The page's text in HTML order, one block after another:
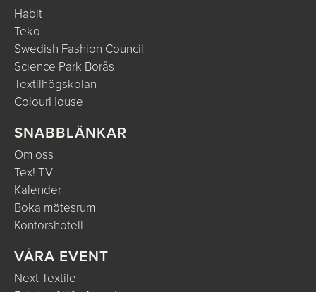
Habit
Teko
Swedish Fashion Council
Science Park Borås
Textilhögskolan
ColourHouse
SNABBLÄNKAR
Om oss
Tex! TV
Kalender
Boka mötesrum
Kontorshotell
VÅRA EVENT
Next Textile